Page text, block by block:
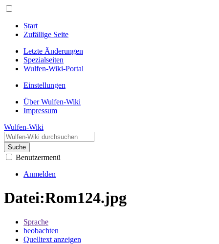
Start
Zufällige Seite
Letzte Änderungen
Spezialseiten
Wulfen-Wiki-Portal
Einstellungen
Über Wulfen-Wiki
Impressum
Wulfen-Wiki
Suche
Benutzermenü
Anmelden
Datei:Rom124.jpg
Sprache
beobachten
Quelltext anzeigen